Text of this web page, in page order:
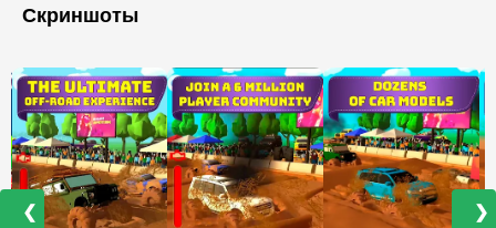
Скриншоты
❮ ❯